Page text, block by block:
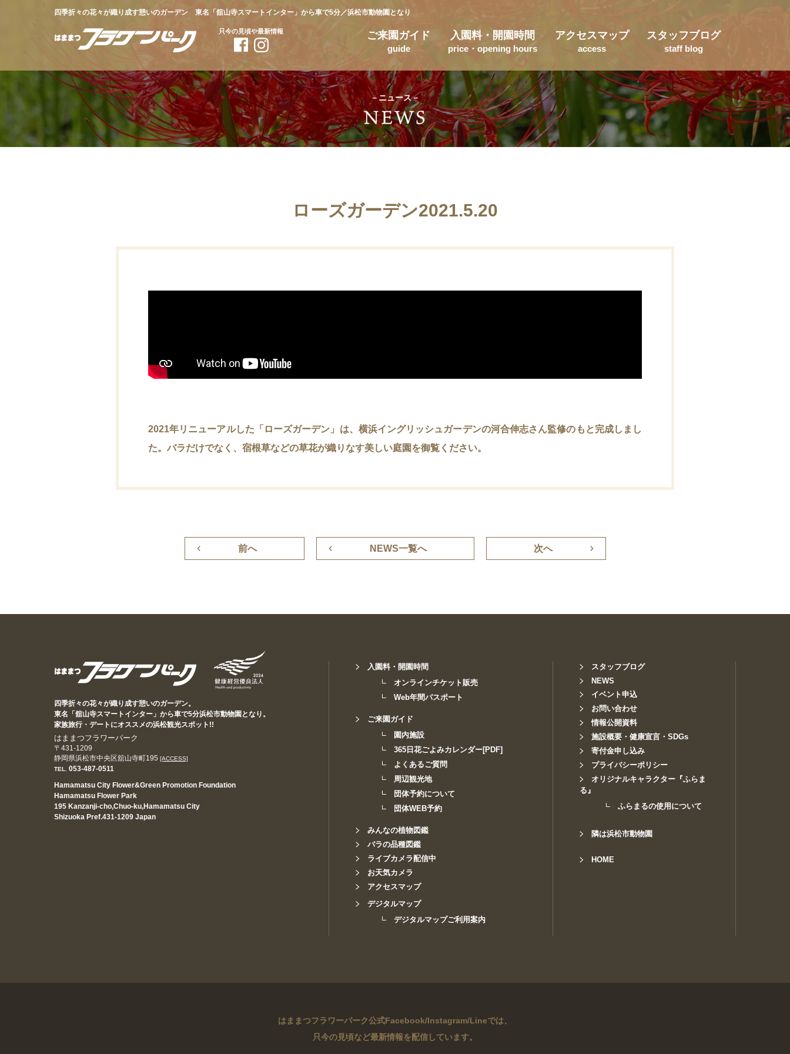
四季折々の花々が織り成す憩いのガーデン 東名「舘山寺スマートインター」から車で5分／浜松市動物園となり
ご来園ガイド
guide
入園料・開園時間
price・opening hours
アクセスマップ
access
スタッフブログ
staff blog
只今の見頃や最新情報
－ニュース－
ローズガーデン2021.5.20
2021年リニューアルした「ローズガーデン」は、横浜イングリッシュガーデンの河合伸志さん監修のもと完成しまし
た。バラだけでなく、宿根草などの草花が織りなす美しい庭園を御覧ください。
前へ NEWS一覧へ 次へ
四季折々の花々が織り成す憩いのガーデン。
東名「舘山寺スマートインター」から車で5分浜松市動物園となり。
家族旅行・デートにオススメの浜松観光スポット!!
はままつフラワーパーク
〒431-1209
静岡県浜松市中央区舘山寺町195 [ACCESS]
TEL.
053-487-0511
Hamamatsu City Flower&Green Promotion Foundation
Hamamatsu Flower Park
195 Kanzanji-cho,Chuo-ku,Hamamatsu City
Shizuoka Pref.431-1209 Japan
入園料・開園時間
オンラインチケット販売
Web年間パスポート
ご来園ガイド
園内施設
365日花ごよみカレンダー[PDF]
よくあるご質問
周辺観光地
団体予約について
団体WEB予約
みんなの植物図鑑
バラの品種図鑑
ライブカメラ配信中
お天気カメラ
アクセスマップ
デジタルマップ
デジタルマップご利用案内
スタッフブログ
NEWS
イベント申込
お問い合わせ
情報公開資料
施設概要・健康宣言・SDGs
寄付金申し込み
プライバシーポリシー
オリジナルキャラクター『ふらま
る』
ふらまるの使用について
隣は浜松市動物園
HOME
はままつフラワーパーク公式Facebook/Instagram/Lineでは、
只今の見頃など最新情報を配信しています。